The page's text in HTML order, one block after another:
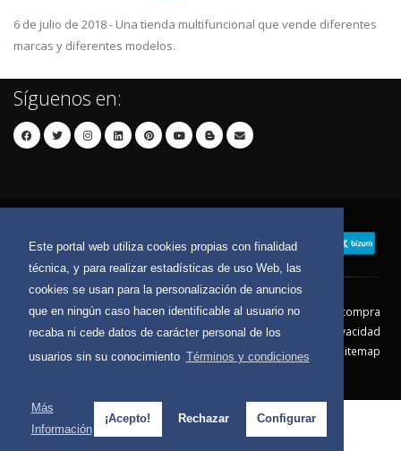
Este portal web utiliza cookies propias con finalidad
técnica, y para realizar estadísticas de uso Web, las
cookies se usan para la personalización de anuncios
que en ningún caso hacen identificable al usuario no
recaba ni cede datos de carácter personal de los
usuarios sin su conocimiento Términos y condiciones
Más
Información
¡Acepto! Rechazar Configurar
6 de julio de 2018 - Una tienda multifuncional que vende diferentes
marcas y diferentes modelos.
Síguenos en:
Contacto Aviso Legal
Condiciones de compra
Política de envíos
Política de devolución
Política de Privacidad
Política de Cookies
Sitemap